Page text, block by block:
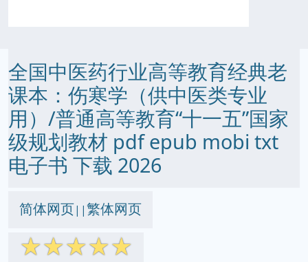
全国中医药行业高等教育经典老
课本：伤寒学（供中医类专业
用）/普通高等教育“十一五”国家
级规划教材 pdf epub mobi txt
电子书 下载 2026
简体网页||繁体网页
☆☆☆☆☆